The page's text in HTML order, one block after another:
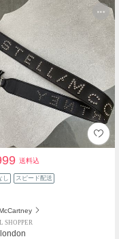
送料込
スピード配送
SHOPPER